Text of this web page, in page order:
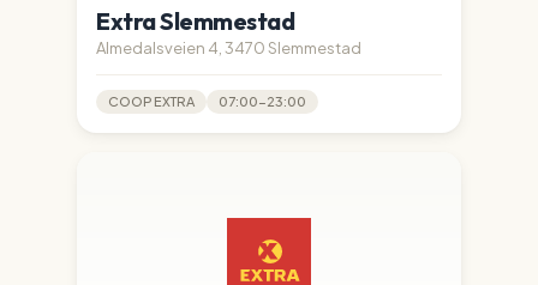
Extra Slemmestad
Almedalsveien 4, 3470 Slemmestad
COOP EXTRA 07:00-23:00